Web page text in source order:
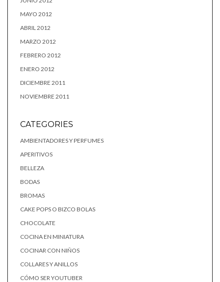
MAYO 2012
ABRIL 2012
MARZO 2012
FEBRERO 2012
ENERO 2012
DICIEMBRE 2011
NOVIEMBRE 2011
CATEGORIES
AMBIENTADORES Y PERFUMES
APERITIVOS
BELLEZA
BODAS
BROMAS
CAKE POPS O BIZCO BOLAS
CHOCOLATE
COCINA EN MINIATURA
COCINAR CON NIÑOS
COLLARES Y ANILLOS
CÓMO SER YOUTUBER